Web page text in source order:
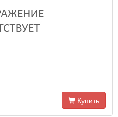
Купить